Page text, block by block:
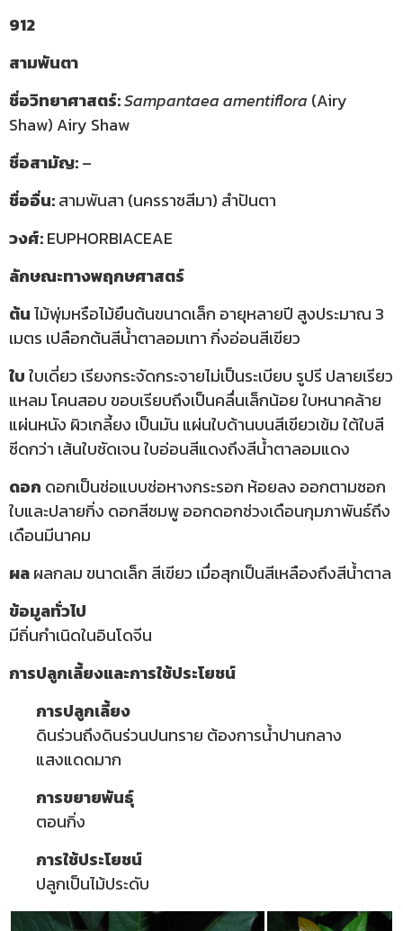
912
สามพันตา
ชื่อวิทยาศาสตร์:Sampantaea amentiflora (Airy
Shaw) Airy Shaw
ชื่อสามัญ:–
ชื่ออื่น:สามพันสา (นครราชสีมา) สำปันตา
วงศ์:EUPHORBIACEAE
ลักษณะทางพฤกษศาสตร์
ต้นไม้พุ่มหรือไม้ยืนต้นขนาดเล็ก อายุหลายปี สูงประมาณ 3
เมตร เปลือกต้นสีน้ำตาลอมเทา กิ่งอ่อนสีเขียว
ใบใบเดี่ยว เรียงกระจัดกระจายไม่เป็นระเบียบ รูปรี ปลายเรียว
แหลม โคนสอบ ขอบเรียบถึงเป็นคลื่นเล็กน้อย ใบหนาคล้าย
แผ่นหนัง ผิวเกลี้ยง เป็นมัน แผ่นใบด้านบนสีเขียวเข้ม ใต้ใบสี
ซีดกว่า เส้นใบชัดเจน ใบอ่อนสีแดงถึงสีน้ำตาลอมแดง
ดอก ดอกเป็นช่อแบบช่อหางกระรอก ห้อยลง ออกตามซอก
ใบและปลายกิ่ง ดอกสีชมพู ออกดอกช่วงเดือนกุมภาพันธ์ถึง
เดือนมีนาคม
ผลผลกลม ขนาดเล็ก สีเขียว เมื่อสุกเป็นสีเหลืองถึงสีน้ำตาล
ข้อมูลทั่วไป
มีถิ่นกำเนิดในอินโดจีน
การปลูกเลี้ยงและการใช้ประโยชน์
การปลูกเลี้ยง
ดินร่วนถึงดินร่วนปนทราย ต้องการน้ำปานกลาง
แสงแดดมาก
การขยายพันธุ์
ตอนกิ่ง
การใช้ประโยชน์
ปลูกเป็นไม้ประดับ